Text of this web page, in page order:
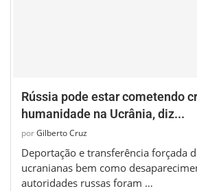
Rússia pode estar cometendo
humanidade na Ucrânia, diz...
porGilberto Cruz
Deportação e transferência forçada
ucranianas bem como
autoridades russas foram …